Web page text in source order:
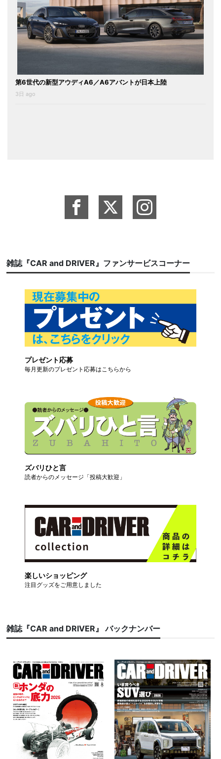
第6世代の新型アウディA6／A6アバントが日本上陸
3日 ago
雑誌『CAR and DRIVER』ファンサービスコーナー
プレゼント応募
毎月更新のプレゼント応募はこちらから
ズバリひと言
読者からのメッセージ「投稿大歓迎」
楽しいショッピング
注目グッズをご用意しました
雑誌『CAR and DRIVER』 バックナンバー